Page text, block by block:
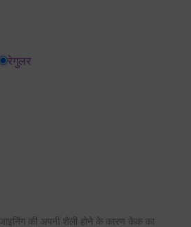
की अपनी शैली होने के कारण केक का